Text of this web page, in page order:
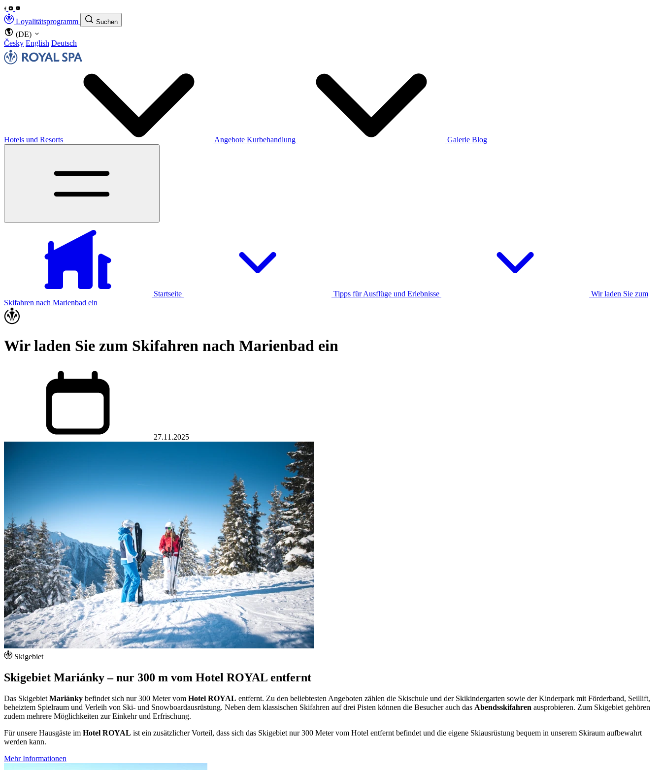
Loyalitätsprogramm Suchen
(DE)
Česky English Deutsch
Hotels und Resorts Angebote Kurbehandlung Galerie Blog
Startseite Tipps für Ausflüge und Erlebnisse
Wir laden Sie zum
Skifahren nach Marienbad ein
Wir laden Sie zum Skifahren nach Marienbad ein
27.11.2025
Skigebiet
Skigebiet Mariánky – nur 300 m vom Hotel ROYAL entfernt
Das Skigebiet Mariánky befindet sich nur 300 Meter vom Hotel ROYAL entfernt. Zu den beliebtesten Angeboten zählen die Skischule und der Skikindergarten sowie der Kinderpark mit Förderband, Seillift,
beheiztem Spielraum und Verleih von Ski- und Snowboardausrüstung. Neben dem klassischen Skifahren auf drei Pisten können die Besucher auch das Abendsskifahren ausprobieren. Zum Skigebiet gehören
zudem mehrere Möglichkeiten zur Einkehr und Erfrischung.
Für unsere Hausgäste im Hotel ROYAL ist ein zusätzlicher Vorteil, dass sich das Skigebiet nur 300 Meter vom Hotel entfernt befindet und die eigene Skiausrüstung bequem in unserem Skiraum aufbewahrt
werden kann.
Mehr Informationen